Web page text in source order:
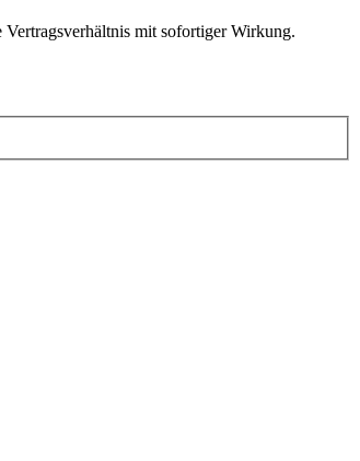
mit sofortiger Wirkung.